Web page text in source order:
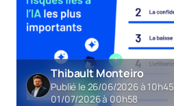
Thibault Monteiro
Publié le 26/06/2026 à 10h45
01/07/2026 à 00h58